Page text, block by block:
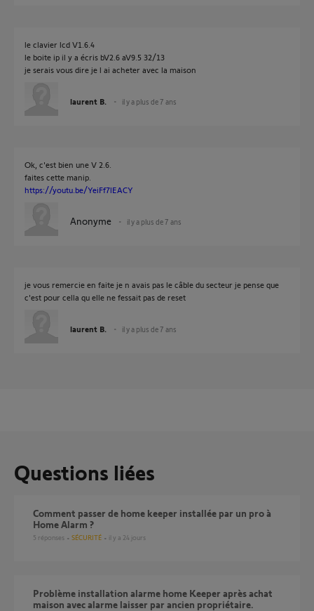
le clavier lcd V1.6.4
le boite ip il y a écris bV2.6 aV9.5 32/13
je serais vous dire je l ai acheter avec la maison
laurent B. il y a plus de 7 ans
Ok, c'est bien une V 2.6.
faites cette manip.
https://youtu.be/YeiFf7lEACY
Anonyme il y a plus de 7 ans
je vous remercie en faite je n avais pas le câble du secteur je pense que
c'est pour cella qu elle ne fessait pas de reset
laurent B. il y a plus de 7 ans
Questions liées
Comment passer de home keeper installée par un pro à
Home Alarm ?
5 réponses SÉCURITÉ il y a 24 jours
Problème installation alarme home Keeper après achat
maison avec alarme laisser par ancien propriétaire.